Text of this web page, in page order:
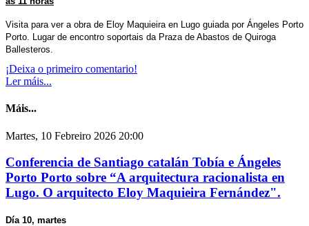
Visita para ver a obra de Eloy Maquieira en Lugo guiada por Ángeles Porto
Porto. Lugar de encontro soportais da Praza de Abastos de Quiroga
Ballesteros.
¡Deixa o primeiro comentario!
Ler máis...
Máis...
Martes, 10 Febreiro 2026 20:00
Conferencia de Santiago catalán Tobía e Ángeles
Porto Porto sobre “A arquitectura racionalista en
Lugo. O arquitecto Eloy Maquieira Fernández".
Día 10, martes